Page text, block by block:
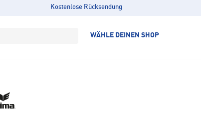
Kostenlose Rücksendung
WÄHLE DEINEN SHOP